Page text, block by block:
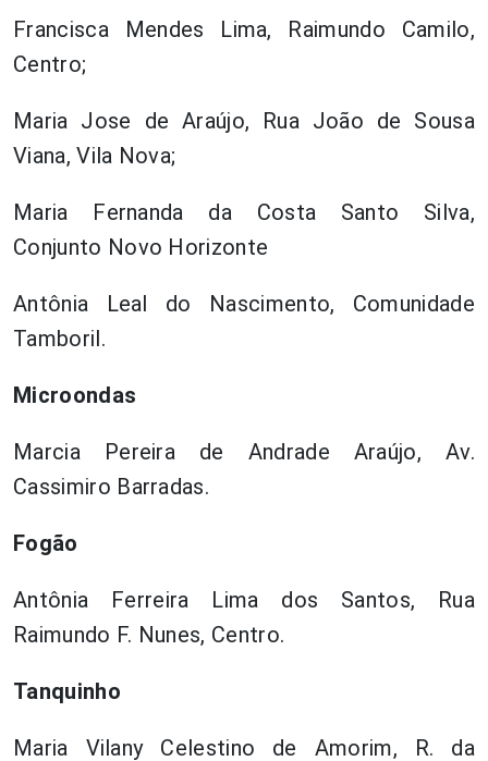
Francisca Mendes Lima, Raimundo Camilo,
Centro;
Maria Jose de Araújo, Rua João de Sousa
Viana, Vila Nova;
Maria Fernanda da Costa Santo Silva,
Conjunto Novo Horizonte
Antônia Leal do Nascimento, Comunidade
Tamboril.
Microondas
Marcia Pereira de Andrade Araújo, Av.
Cassimiro Barradas.
Fogão
Antônia Ferreira Lima dos Santos, Rua
Raimundo F. Nunes, Centro.
Tanquinho
Maria Vilany Celestino de Amorim, R. da